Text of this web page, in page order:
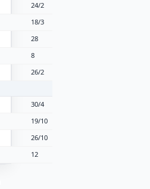
24/2
18/3
28
8
26/2
30/4
19/10
26/10
12